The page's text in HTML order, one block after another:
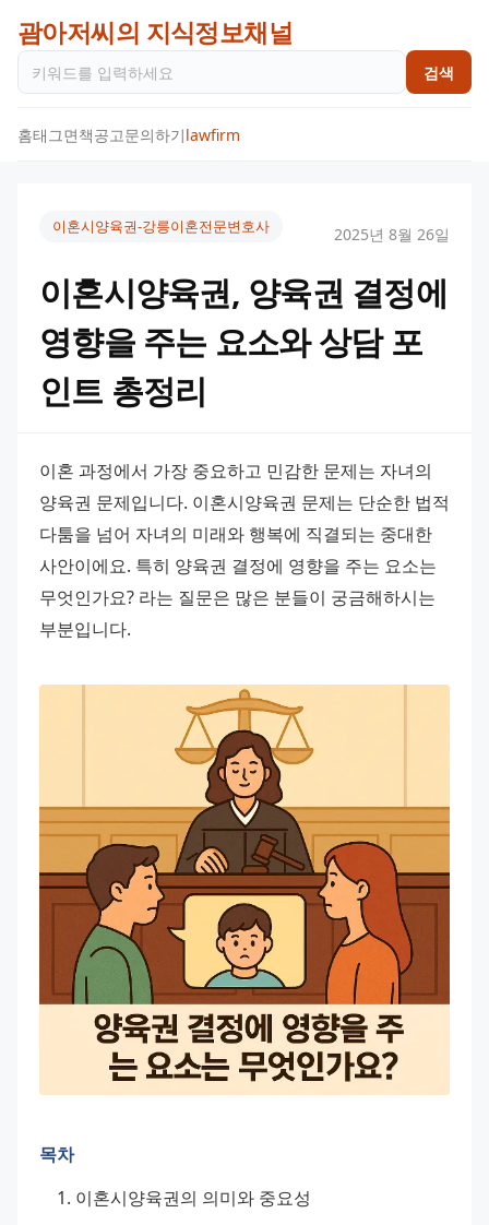
괌아저씨의 지식정보채널
검색
홈태그면책공고문의하기lawfirm
이혼시양육권-강릉이혼전문변호사 2025년 8월 26일
이혼시양육권, 양육권 결정에
영향을 주는 요소와 상담 포
인트 총정리
이혼 과정에서 가장 중요하고 민감한 문제는 자녀의
양육권 문제입니다. 이혼시양육권 문제는 단순한 법적
다툼을 넘어 자녀의 미래와 행복에 직결되는 중대한
사안이에요. 특히 양육권 결정에 영향을 주는 요소는
무엇인가요? 라는 질문은 많은 분들이 궁금해하시는
부분입니다.
목차
이혼시양육권의 의미와 중요성